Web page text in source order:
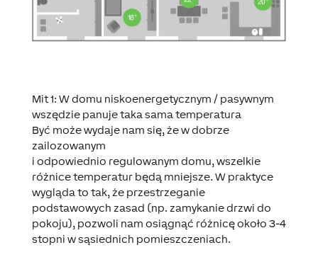
Mit 1: W domu niskoenergetycznym / pasywnym
wszędzie panuje taka sama temperatura
Być może wydaje nam się, że w dobrze
zailozowanym
i odpowiednio regulowanym domu, wszelkie
różnice temperatur będą mniejsze. W praktyce
wygląda to tak, że przestrzeganie
podstawowych zasad (np. zamykanie drzwi do
pokoju), pozwoli nam osiągnąć różnicę około 3-4
stopni w sąsiednich pomieszczeniach.